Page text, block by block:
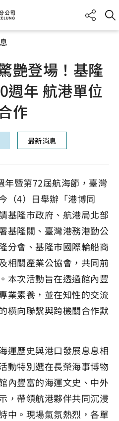
艷登場！基隆
週年 航港單位
作
最新消息
年暨第72屆航海節，臺灣
（4）日舉辦「港博同
基隆市政府、航港局北部
基隆關、臺灣港務港勤公
分會、基隆市國際輪船商
相關產業公協會，共同前
本次活動旨在透過館內豐
業素養，並在知性的交流
橫向聯繫與跨機關合作默
運歷史與港口發展息息相
動特別選在長榮海事博物
內豐富的海運文史、中外
，帶領航港夥伴共同沉浸
中。現場氣氛熱烈，各單